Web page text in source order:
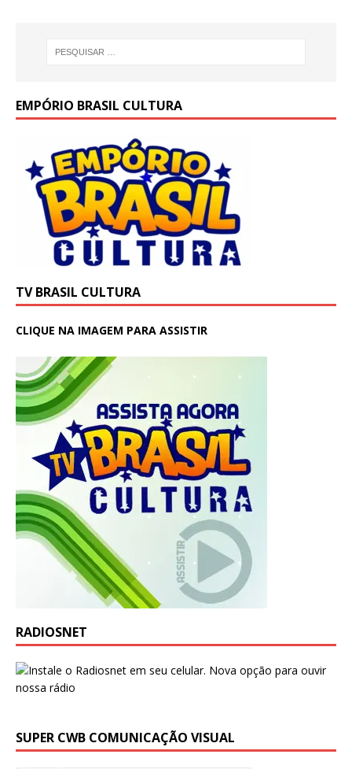
EMPÓRIO BRASIL CULTURA
TV BRASIL CULTURA
CLIQUE NA IMAGEM PARA ASSISTIR
RADIOSNET
SUPER CWB COMUNICAÇÃO VISUAL